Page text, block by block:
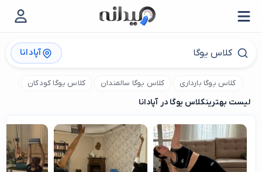
آپادانا
کلاس یوگا بارداری کلاس یوگا سالمندان کلاس یوگا کودکان
لیست بهترینکلاس یوگا در آپادانا